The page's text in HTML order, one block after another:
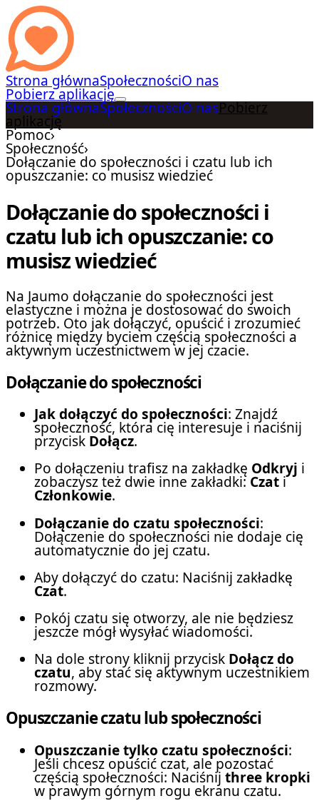
Strona głównaSpołecznościO nas
Pobierz aplikację
Strona głównaSpołecznościO nasPobierz
aplikację
Pomoc›
Społeczność›
Dołączanie do społeczności i czatu lub ich
opuszczanie: co musisz wiedzieć
Dołączanie do społeczności i
czatu lub ich opuszczanie: co
musisz wiedzieć
Na Jaumo dołączanie do społeczności jest
elastyczne i można je dostosować do swoich
potrzeb. Oto jak dołączyć, opuścić i zrozumieć
różnicę między byciem częścią społeczności a
aktywnym uczestnictwem w jej czacie.
Dołączanie do społeczności
Jak dołączyć do społeczności: Znajdź
społeczność, która cię interesuje i naciśnij
przycisk Dołącz.
Po dołączeniu trafisz na zakładkę Odkryj i
zobaczysz też dwie inne zakładki:Czat i
Członkowie.
Dołączanie do czatu społeczności:
Dołączenie do społeczności nie dodaje cię
automatycznie do jej czatu.
Aby dołączyć do czatu: Naciśnij zakładkę
Czat.
Pokój czatu się otworzy, ale nie będziesz
jeszcze mógł wysyłać wiadomości.
Na dole strony kliknij przycisk Dołącz do
czatu, aby stać się aktywnym uczestnikiem
rozmowy.
Opuszczanie czatu lub społeczności
Opuszczanie tylko czatu społeczności:
Jeśli chcesz opuścić czat, ale pozostać
częścią społeczności: Naciśnij three kropki
w prawym górnym rogu ekranu czatu.